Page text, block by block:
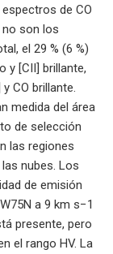
de CO
no son los
el 29 % (6 %)
y [CII] brillante,
CO brillante.
medida del área
de selección
las regiones
nubes. Los
de emisión
a 9 km s−1
presente, pero
el rango HV. La